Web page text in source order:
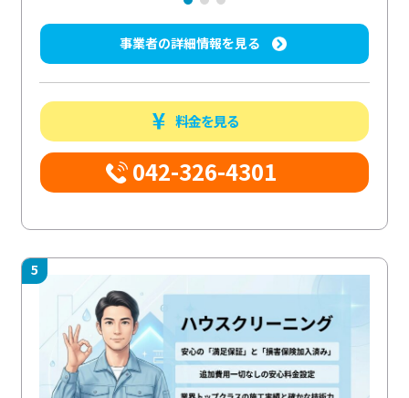
事業者の詳細情報を見る
料金を見る
042-326-4301
5